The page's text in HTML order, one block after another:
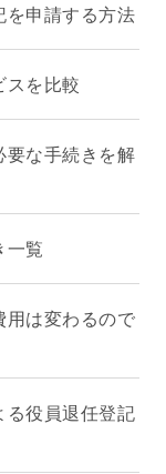
を申請する方法
スを比較
要な手続きを解
一覧
用は変わるので
る役員退任登記